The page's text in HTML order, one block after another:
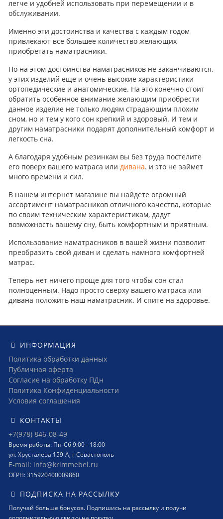
легче и удобней использовать при перемещении и в
обслуживании.
Именно эти достоинства и качества с каждым годом
привлекают все большее количество желающих
приобретать наматрасники.
Но на этом достоинства наматрасников не заканчиваются,
у этих изделий еще и очень высокие характеристики
ортопедические и анатомические. На это конечно стоит
обратить особенное внимание желающим приобрести
данное изделие не только людям страдающим плохим
сном, но и тем у кого сон крепкий и здоровый. И тем и
другим наматрасники подарят дополнительный комфорт и
легкость сна.
А благодаря удобным резинкам вы без труда постелите
его поверх вашего матраса илидивана. и это не займет
много времени и сил.
В нашем интернет магазине вы найдете огромный
ассортимент наматрасников отличного качества, которые
по своим техническим характеристикам, дадут
возможность вашему сну, быть комфортным и приятным.
Использование наматрасников в вашей жизни позволит
преобразить свой диван и сделать намного комфортней
матрас.
Теперь нет ничего проще для того чтобы сон стал
полноценным. Надо просто сверху вашего матраса или
дивана положить наш наматрасник. И спите на здоровье.
ИНФОРМАЦИЯ
Политика обработки данных
Публичная оферта
Согласие на обработку ПДн
Политика Конфиденциальности
Условия соглашения
КОНТАКТЫ
+7(978) 846-08-49
Время работы: Пн-Сб 9:00 - 18:00
ул. Хрусталева 159-А, г Севастополь
E-mail: info@krimmebel.ru
ОГРН: 315920400009860
ПОДПИСКА НА РАССЫЛКУ
Получай больше бонусов. Подпишись на рассылку и получи